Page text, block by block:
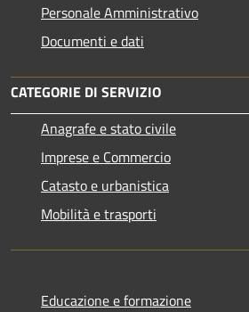
Personale Amministrativo
Documenti e dati
CATEGORIE DI SERVIZIO
Anagrafe e stato civile
Imprese e Commercio
Catasto e urbanistica
Mobilità e trasporti
Educazione e formazione